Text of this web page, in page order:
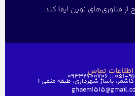
فناوری‌های نوین ایفا کند.
اطلاعات تماس
09332700706
پاساژ شهرداری، طبقه منفی ۱